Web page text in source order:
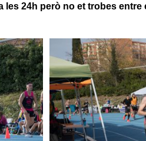
24h però no et trobes entre